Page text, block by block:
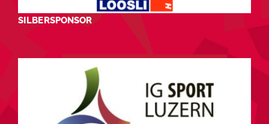
SILBERSPONSOR